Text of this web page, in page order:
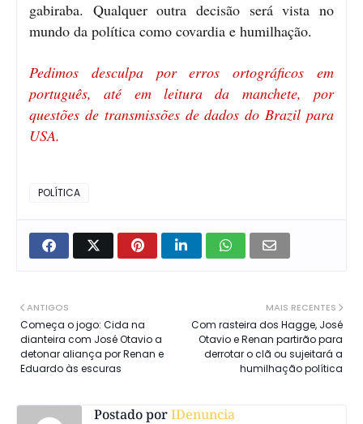
gabiraba. Qualquer outra decisão será vista no
mundo da política como covardia e humilhação.
Pedimos desculpa por erros ortográficos em
português, até em leitura da manchete, por
questões de transmissões de dados do Brazil para
USA.
POLÍTICA
MAIS RECENTES
Com rasteira dos Hagge, José
Otavio e Renan partirão para
derrotar o clã ou sujeitará a
humilhação política
ANTIGOS
Começa o jogo: Cida na
dianteira com José Otavio a
detonar aliança por Renan e
Eduardo às escuras
Postado porIDenuncia